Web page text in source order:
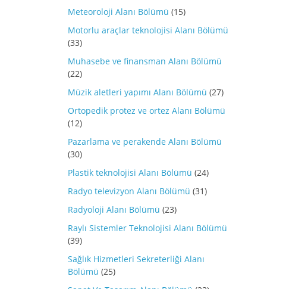
Meteoroloji Alanı Bölümü (15)
Motorlu araçlar teknolojisi Alanı Bölümü
(33)
Muhasebe ve finansman Alanı Bölümü
(22)
Müzik aletleri yapımı Alanı Bölümü (27)
Ortopedik protez ve ortez Alanı Bölümü
(12)
Pazarlama ve perakende Alanı Bölümü
(30)
Plastik teknolojisi Alanı Bölümü (24)
Radyo televizyon Alanı Bölümü (31)
Radyoloji Alanı Bölümü (23)
Raylı Sistemler Teknolojisi Alanı Bölümü
(39)
Sağlık Hizmetleri Sekreterliği Alanı
Bölümü (25)